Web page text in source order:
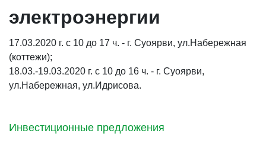
Инвестиционные предложения
электроэнергии
17.03.2020 г. с 10 до 17 ч. - г. Суоярви, ул.Набережная
(коттежи);
18.03.-19.03.2020 г. с 10 до 16 ч. - г. Суоярви,
ул.Набережная, ул.Идрисова.